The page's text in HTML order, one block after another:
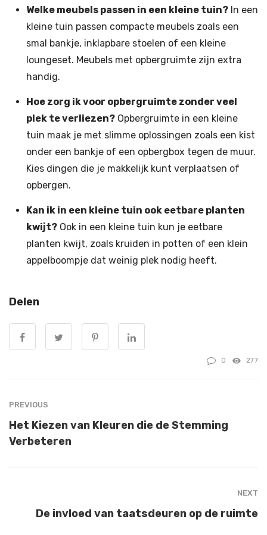
Welke meubels passen in een kleine tuin?In een
kleine tuin passen compacte meubels zoals een
smal bankje, inklapbare stoelen of een kleine
loungeset. Meubels met opbergruimte zijn extra
handig.
Hoe zorg ik voor opbergruimte zonder veel
plek te verliezen?Opbergruimte in een kleine
tuin maak je met slimme oplossingen zoals een kist
onder een bankje of een opbergbox tegen de muur.
Kies dingen die je makkelijk kunt verplaatsen of
opbergen.
Kan ik in een kleine tuin ook eetbare planten
kwijt?Ook in een kleine tuin kun je eetbare
planten kwijt, zoals kruiden in potten of een klein
appelboompje dat weinig plek nodig heeft.
Delen
0 277
PREVIOUS
Het Kiezen van Kleuren die de Stemming
Verbeteren
NEXT
De invloed van taatsdeuren op de ruimte